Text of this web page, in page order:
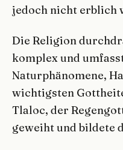
jedoch nicht erblich
Die Religion
komplex und
Naturphänomene,
wichtigsten
Tlaloc, der
geweiht und bildete